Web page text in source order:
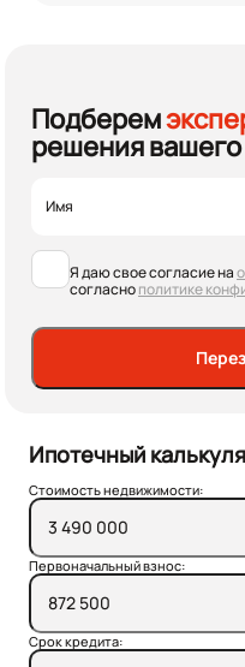
Подберем
решения
Я даю свое согласие на
согласнополитике
Ипотечный
Стоимость недвижимости:
Первоначальный взнос:
Срок кредита: